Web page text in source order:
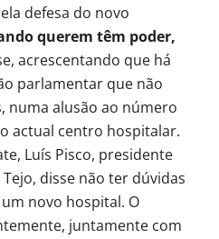
defesa do novo
querem têm poder,
acrescentando que há
parlamentar que não
numa alusão ao número
actual centro hospitalar.
Luís Pisco, presidente
Tejo, disse não ter dúvidas
novo hospital. O
juntamente com